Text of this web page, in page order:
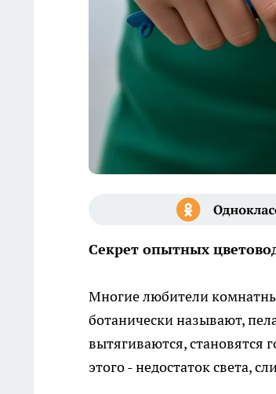
Секрет опытных
Многие любители
ботанически называют,
вытягиваются, становятся
этого - недостаток света,